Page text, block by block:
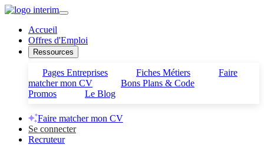
Accueil
Offres d'Emploi
Ressources
Pages Entreprises Fiches Métiers
Faire
matcher mon CV
Bons Plans & Code
Promos
Le Blog
Faire matcher mon CV
Se connecter
Recruteur